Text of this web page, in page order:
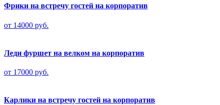
Фрики на встречу гостей на корпоратив
от 14000 руб.
Леди фуршет на велком на корпоратив
от 17000 руб.
Карлики на встречу гостей на корпоратив